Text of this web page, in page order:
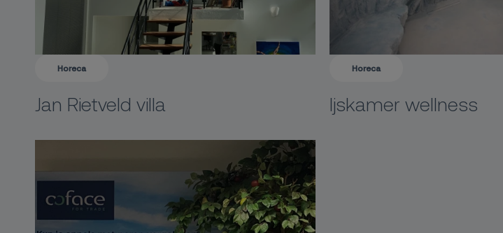
Horeca
Jan Rietveld villa
Horeca
Ijskamer wellness